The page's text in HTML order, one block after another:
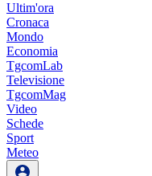
Ultim'ora
Cronaca
Mondo
Economia
TgcomLab
Televisione
TgcomMag
Video
Schede
Sport
Meteo